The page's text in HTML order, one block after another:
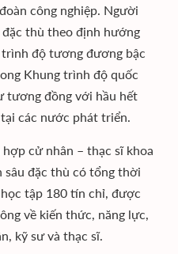
công nghiệp. Người
thù theo định hướng
trình độ tương đương bậc
Khung trình độ quốc
tương đồng với hầu hết
các nước phát triển.
cử nhân – thạc sĩ khoa
sâu đặc thù có tổng thời
tập 180 tín chỉ, được
về kiến thức, năng lực,
kỹ sư và thạc sĩ.